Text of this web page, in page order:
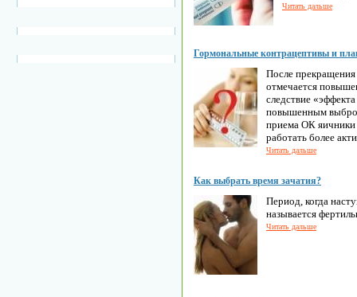
Читать дальше
Гормональные контрацептивы и
После
отмечается
следствие
повышенным
приема ОК
работать более
Читать дальше
Как выбрать время зачатия?
Период, когда
называется
Читать дальше